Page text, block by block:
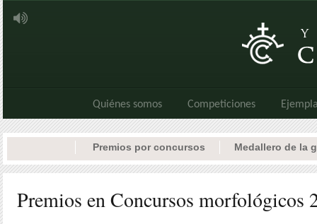
Quiénes somos Competiciones
Premios por concursos Medallero de la
Premios en Concursos morfológicos